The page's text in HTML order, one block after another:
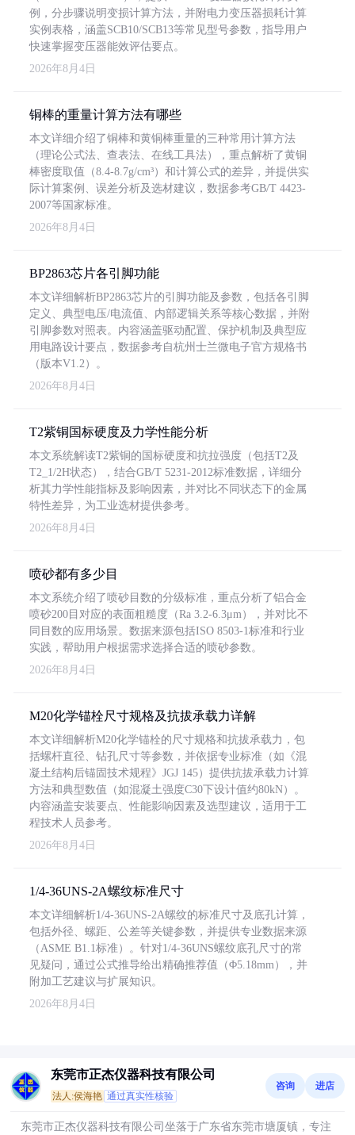
例，分步骤说明变损计算方法，并附电力变压器损耗计算
实例表格，涵盖SCB10/SCB13等常见型号参数，指导用户
快速掌握变压器能效评估要点。
2026年8月4日
铜棒的重量计算方法有哪些
本文详细介绍了铜棒和黄铜棒重量的三种常用计算方法
（理论公式法、查表法、在线工具法），重点解析了黄铜
棒密度取值（8.4-8.7g/cm³）和计算公式的差异，并提供实
际计算案例、误差分析及选材建议，数据参考GB/T 4423-
2007等国家标准。
2026年8月4日
BP2863芯片各引脚功能
本文详细解析BP2863芯片的引脚功能及参数，包括各引脚
定义、典型电压/电流值、内部逻辑关系等核心数据，并附
引脚参数对照表。内容涵盖驱动配置、保护机制及典型应
用电路设计要点，数据参考自杭州士兰微电子官方规格书
（版本V1.2）。
2026年8月4日
T2紫铜国标硬度及力学性能分析
本文系统解读T2紫铜的国标硬度和抗拉强度（包括T2及
T2_1/2H状态），结合GB/T 5231-2012标准数据，详细分
析其力学性能指标及影响因素，并对比不同状态下的金属
特性差异，为工业选材提供参考。
2026年8月4日
喷砂都有多少目
本文系统介绍了喷砂目数的分级标准，重点分析了铝合金
喷砂200目对应的表面粗糙度（Ra 3.2-6.3μm），并对比不
同目数的应用场景。数据来源包括ISO 8503-1标准和行业
实践，帮助用户根据需求选择合适的喷砂参数。
2026年8月4日
M20化学锚栓尺寸规格及抗拔承载力详解
本文详细解析M20化学锚栓的尺寸规格和抗拔承载力，包
括螺杆直径、钻孔尺寸等参数，并依据专业标准（如《混
凝土结构后锚固技术规程》JGJ 145）提供抗拔承载力计算
方法和典型数值（如混凝土强度C30下设计值约80kN）。
内容涵盖安装要点、性能影响因素及选型建议，适用于工
程技术人员参考。
2026年8月4日
1/4-36UNS-2A螺纹标准尺寸
本文详细解析1/4-36UNS-2A螺纹的标准尺寸及底孔计算，
包括外径、螺距、公差等关键参数，并提供专业数据来源
（ASME B1.1标准）。针对1/4-36UNS螺纹底孔尺寸的常
见疑问，通过公式推导给出精确推荐值（Φ5.18mm），并
附加工艺建议与扩展知识。
2026年8月4日
东莞市正杰仪器科技有限公司
法人:侯海艳 通过真实性核验
咨询 进店
东莞市正杰仪器科技有限公司坐落于广东省东莞市塘厦镇，专注